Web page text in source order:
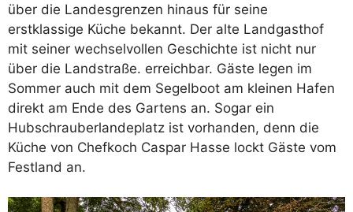
über die Landesgrenzen hinaus für seine
erstklassige Küche bekannt. Der alte Landgasthof
mit seiner wechselvollen Geschichte ist nicht nur
über die Landstraße. erreichbar. Gäste legen im
Sommer auch mit dem Segelboot am kleinen Hafen
direkt am Ende des Gartens an. Sogar ein
Hubschrauberlandeplatz ist vorhanden, denn die
Küche von Chefkoch Caspar Hasse lockt Gäste vom
Festland an.